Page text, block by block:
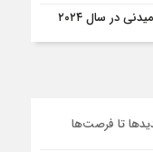
تا فرصت‌ها